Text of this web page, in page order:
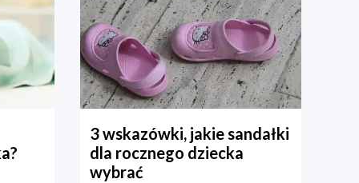
3 wskazówki, jakie sandałki
dla rocznego dziecka
wybrać